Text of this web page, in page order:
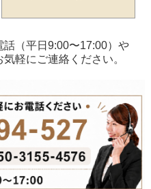
（平日9:00〜17:00）や
軽にご連絡ください。